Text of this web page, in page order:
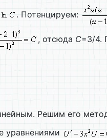
. Потенцируем:
, отсюда C=3/4.
Решим его
уравнениями